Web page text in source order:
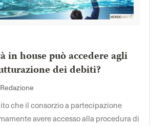
in house può accedere agli
dei debiti?
che il consorzio a partecipazione
avere accesso alla procedura di